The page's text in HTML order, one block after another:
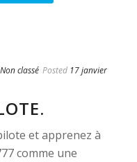
Non classé Posted 17 janvier
et apprenez à
comme une